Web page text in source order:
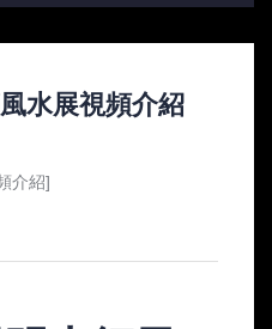
水展視頻介紹
介紹]